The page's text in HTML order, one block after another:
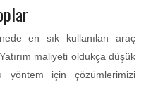
en sık kullanılan araç
maliyeti oldukça düşük
yöntem için çözümlerimizi